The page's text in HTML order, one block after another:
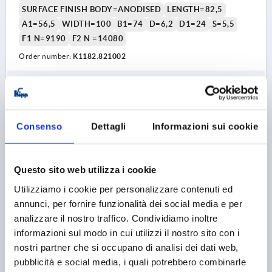
Consenso Dettagli Informazioni sui cookie
Questo sito web utilizza i cookie
Utilizziamo i cookie per personalizzare contenuti ed
annunci, per fornire funzionalità dei social media e per
analizzare il nostro traffico. Condividiamo inoltre
informazioni sul modo in cui utilizzi il nostro sito con i
nostri partner che si occupano di analisi dei dati web,
pubblicità e social media, i quali potrebbero combinarle
SURFACE FINISH BODY=ANODISED
LENGTH=82,5
A1=56,5
WIDTH=100 B1=74 D=6,2 D1=24
S=5,5
F1 N=9190
F2 N =14080
Order number: K1182.821002
33,92 €
plus sales tax
DETAILS
K1182 C
HINGE WITHOUT SPRING A=82,5, B=100, ALUMINIUM
BLACK ANODISED